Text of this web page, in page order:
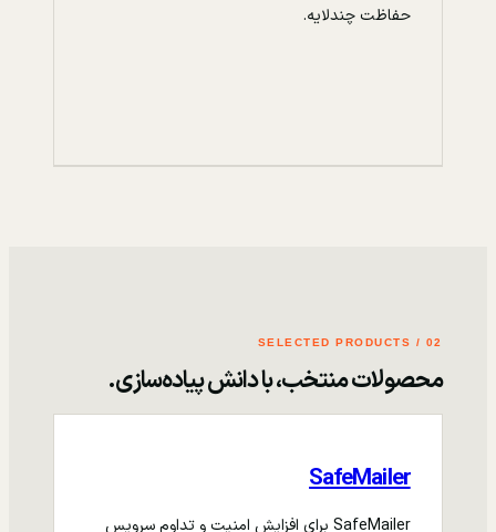
حفاظت چندلایه.
02 / SELECTED PRODUCTS
محصولات منتخب، با دانش پیاده‌سازی.
SafeMailer
SafeMailer برای افزایش امنیت و تداوم سرویس